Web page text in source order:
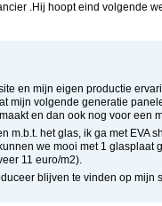
.Hij hoopt eind volgende
en mijn eigen productie
mijn volgende generatie
en dan ook nog voor een
m.b.t. het glas, ik ga met EVA
we mooi met 1 glasplaat
11 euro/m2).
blijven te vinden op mijn